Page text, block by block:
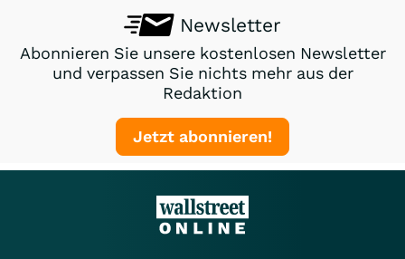
Newsletter
Abonnieren Sie unsere kostenlosen Newsletter
und verpassen Sie nichts mehr aus der
Redaktion
Jetzt abonnieren!